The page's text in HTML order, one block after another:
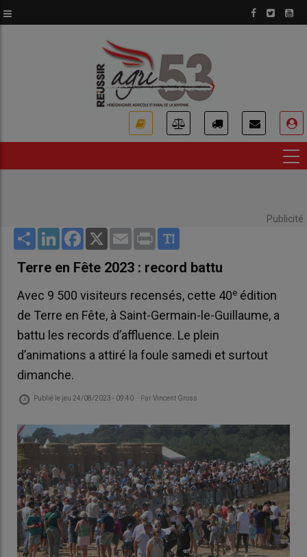
au
Publicité
Share LinkedInFacebook
X Email Print
Terre en Fête 2023 : record battu
Avec 9 500 visiteurs recensés, cette 40e édition
de Terre en Fête, à Saint-Germain-le-Guillaume, a
battu les records d’affluence. Le plein
d’animations a attiré la foule samedi et surtout
dimanche.
Publié le jeu 24/08/2023 - 09:40 - ParVincent Gross